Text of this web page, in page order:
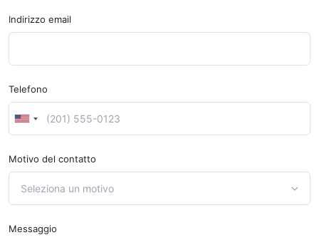
Indirizzo email
Telefono
Motivo del contatto
Seleziona un motivo
Messaggio